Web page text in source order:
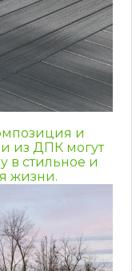
и
из ДПК могут
в стильное и
жизни.